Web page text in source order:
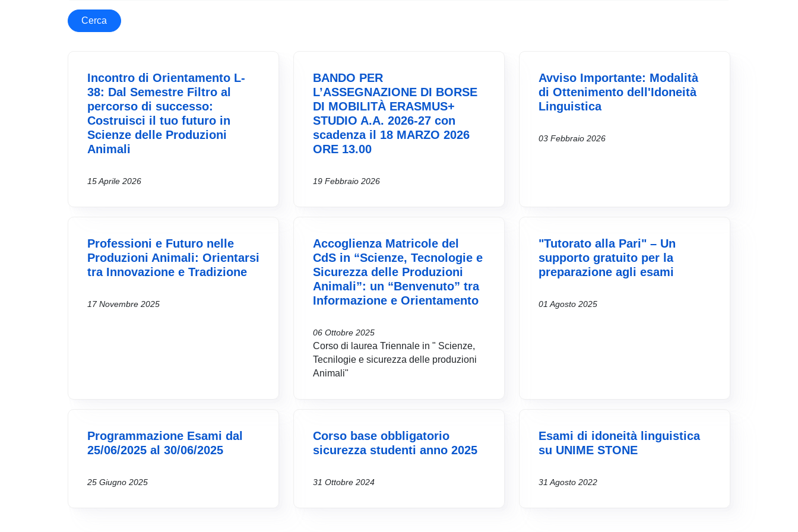
Cerca
Incontro di Orientamento L-
38: Dal Semestre Filtro al
percorso di successo:
Costruisci il tuo futuro in
Scienze delle Produzioni
Animali
15 Aprile 2026
BANDO PER
L’ASSEGNAZIONE DI BORSE
DI MOBILITÀ ERASMUS+
STUDIO A.A. 2026-27 con
scadenza il 18 MARZO 2026
ORE 13.00
19 Febbraio 2026
Avviso Importante: Modalità
di Ottenimento dell'Idoneità
Linguistica
03 Febbraio 2026
Professioni e Futuro nelle
Produzioni Animali: Orientarsi
tra Innovazione e Tradizione
17 Novembre 2025
Accoglienza Matricole del
CdS in “Scienze, Tecnologie e
Sicurezza delle Produzioni
Animali”: un “Benvenuto” tra
Informazione e Orientamento
06 Ottobre 2025
Corso di laurea Triennale in " Scienze,
Tecnilogie e sicurezza delle produzioni
Animali"
"Tutorato alla Pari" – Un
supporto gratuito per la
preparazione agli esami
01 Agosto 2025
Programmazione Esami dal
25/06/2025 al 30/06/2025
25 Giugno 2025
Corso base obbligatorio
sicurezza studenti anno 2025
31 Ottobre 2024
Esami di idoneità linguistica
su UNIME STONE
31 Agosto 2022